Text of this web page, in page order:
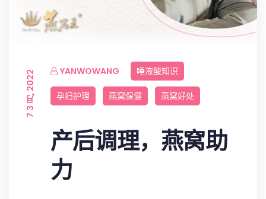
YANWOWANG
7 3 月, 2022 唾液酸知识
孕妇护理 燕窝保健 燕窝好处
产后调理，燕窝助
力